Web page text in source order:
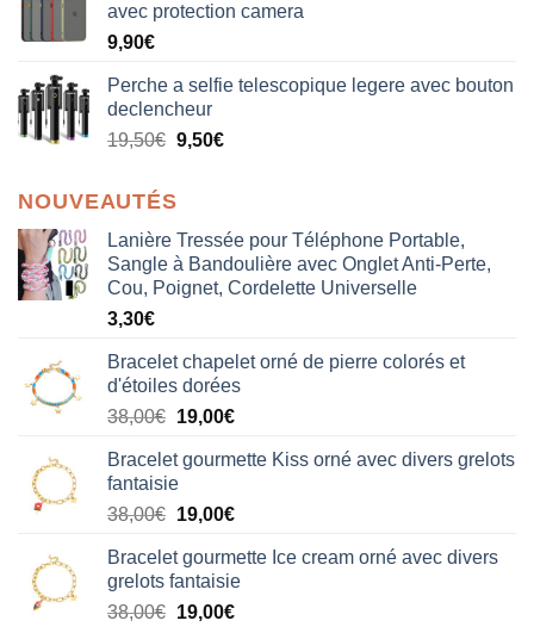
avec protection camera
9,90€
Perche a selfie telescopique legere avec bouton
declencheur
19,50€ 9,50€
NOUVEAUTÉS
Lanière Tressée pour Téléphone Portable,
Sangle à Bandoulière avec Onglet Anti-Perte,
Cou, Poignet, Cordelette Universelle
3,30€
Bracelet chapelet orné de pierre colorés et
d'étoiles dorées
38,00€ Le
initial
était :
38,00€.
19,00€Le
actuel
19,00€.
Bracelet gourmette Kiss orné avec divers grelots
fantaisie
38,00€ Le
initial
était :
38,00€.
19,00€Le
actuel
est :
19,00€.
Bracelet gourmette Ice cream orné avec divers
grelots fantaisie
38,00€ Le
19,00€Le